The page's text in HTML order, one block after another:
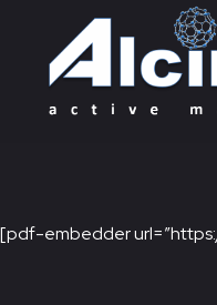
[pdf-embedder